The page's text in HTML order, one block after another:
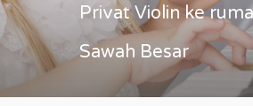
Privat Violin ke
Sawah Besar